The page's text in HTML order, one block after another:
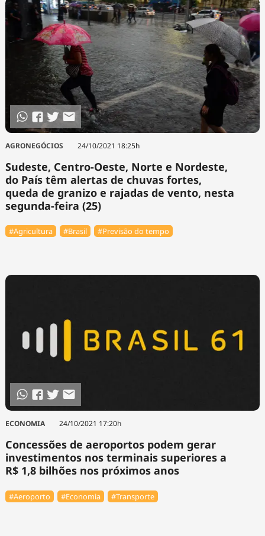
AGRONEGÓCIOS 24/10/2021 18:25h
Sudeste, Centro-Oeste, Norte e Nordeste,
do País têm alertas de chuvas fortes,
queda de granizo e rajadas de vento, nesta
segunda-feira (25)
#Agricultura #Brasil #Previsão do tempo
ECONOMIA 24/10/2021 17:20h
Concessões de aeroportos podem gerar
investimentos nos terminais superiores a
R$ 1,8 bilhões nos próximos anos
#Aeroporto #Economia #Transporte